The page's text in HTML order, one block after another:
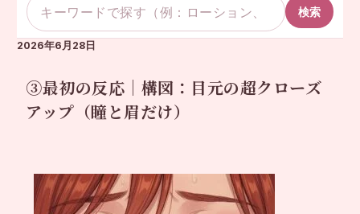
検索
2026年6月28日
③最初の反応｜構図：目元の超クローズ
アップ（瞳と眉だけ）